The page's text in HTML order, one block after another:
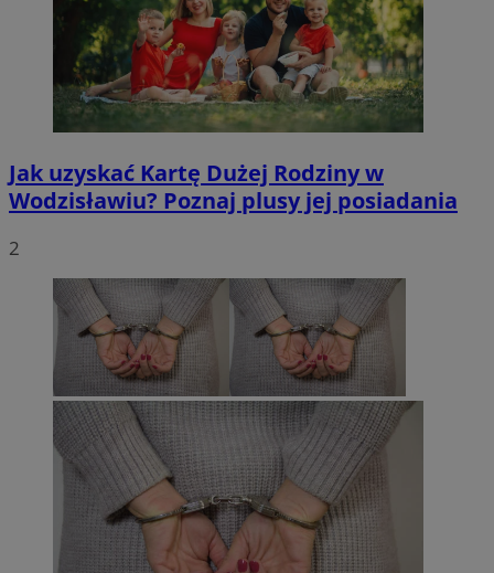
Jak uzyskać Kartę Dużej Rodziny w
Wodzisławiu? Poznaj plusy jej posiadania
2